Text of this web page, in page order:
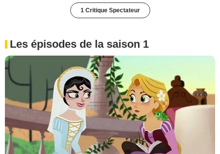
1 Critique Spectateur
Les épisodes de la saison 1